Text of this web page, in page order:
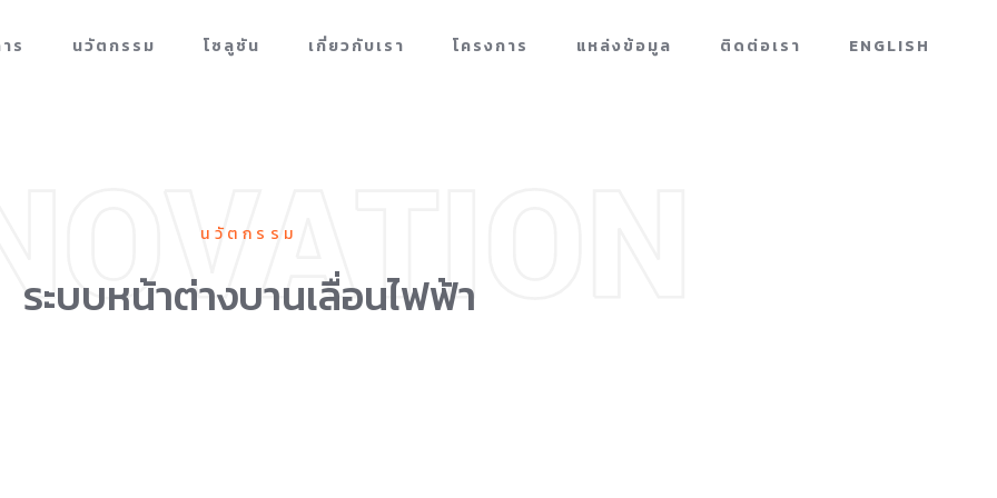
ร นวัตกรรม โซลูชัน เกี่ยวกับเรา โครงการ แหล่งข้อมูล ติดต่อเรา ENGLISH
นวัตกรรม
ระบบหน้าต่างบานเลื่อนไฟฟ้า